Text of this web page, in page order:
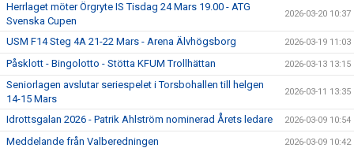
Herrlaget möter Örgryte IS Tisdag 24 Mars 19.00 - ATG
Svenska Cupen
2026-03-20 10:37
USM F14 Steg 4A 21-22 Mars - Arena Älvhögsborg 2026-03-19 11:03
Påsklott - Bingolotto - Stötta KFUM Trollhättan 2026-03-13 13:15
Seniorlagen avslutar seriespelet i Torsbohallen till helgen
14-15 Mars
2026-03-11 13:35
Idrottsgalan 2026 - Patrik Ahlström nominerad Årets ledare 2026-03-09 10:54
Meddelande från Valberedningen 2026-03-09 10:42